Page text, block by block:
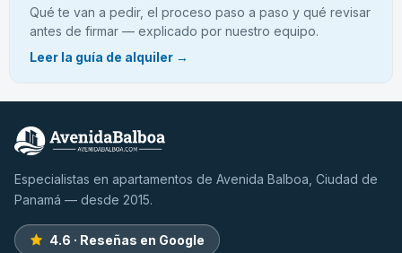
Qué te van a pedir, el proceso paso a paso y qué revisar
antes de firmar — explicado por nuestro equipo.
Leer la guía de alquiler →
Especialistas en apartamentos de Avenida Balboa, Ciudad de
Panamá — desde 2015.
4.6 · Reseñas en Google